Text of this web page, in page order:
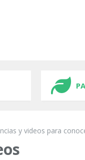
y videos para